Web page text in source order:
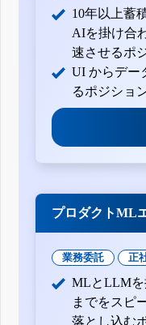
四半期報告書-第140
有価証券報告書-第139
四半期報告書-第139
12月31日)
四半期報告書-第139
月30日)
四半期報告書-第139
月30日)
四半期報告書-第138
月30日)
有価証券報告書-第137
12月31日)
四半期報告書-第137
10年以上蓄
AIを掛け合
速させるポ
UI からデー
るポジショ
プロダクトML
業務委託 正
MLとLLMを
までをスピ
落とし込む